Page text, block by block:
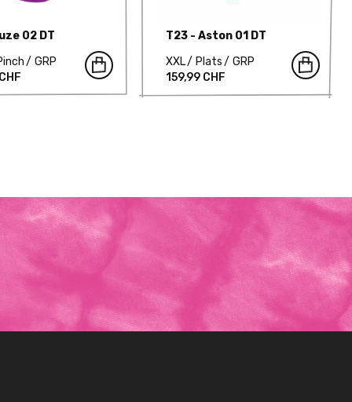
02 DT
GRP
T23 - Aston 01 DT
XXL
Plats
GRP
159,99 CHF